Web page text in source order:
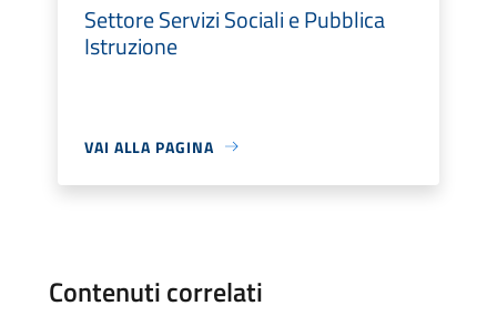
Settore Servizi Sociali e Pubblica
Istruzione
VAI ALLA PAGINA
Contenuti correlati